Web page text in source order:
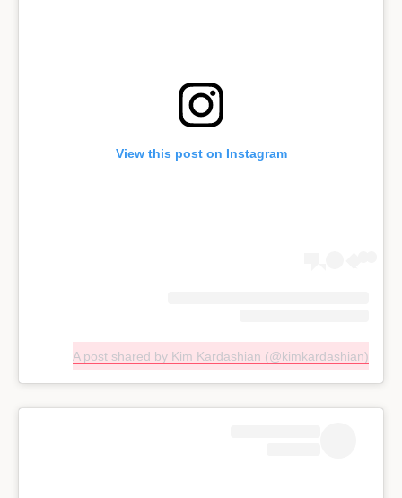
View this post on Instagram
A post shared by Kim Kardashian (@kimkardashian)